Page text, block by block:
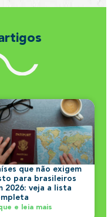
que não exigem
para brasileiros
2026: veja a lista
e leia mais